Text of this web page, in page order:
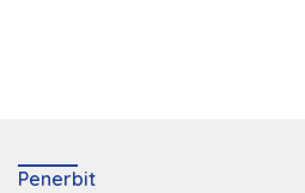
Penerbit